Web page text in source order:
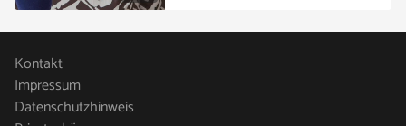
Kontakt
Impressum
Datenschutzhinweis